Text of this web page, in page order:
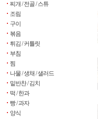
찌개 / 전골 / 스튜
조림
구이
볶음
튀김 / 커틀릿
부침
찜
나물 / 생채 / 샐러드
밑반찬 / 김치
떡 / 한과
빵 / 과자
양식